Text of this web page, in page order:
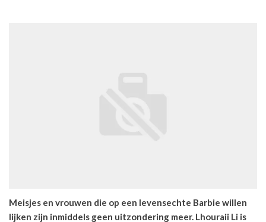
Meisjes en vrouwen die op een levensechte Barbie willen
lijken zijn inmiddels geen uitzondering meer. Lhouraii Li is